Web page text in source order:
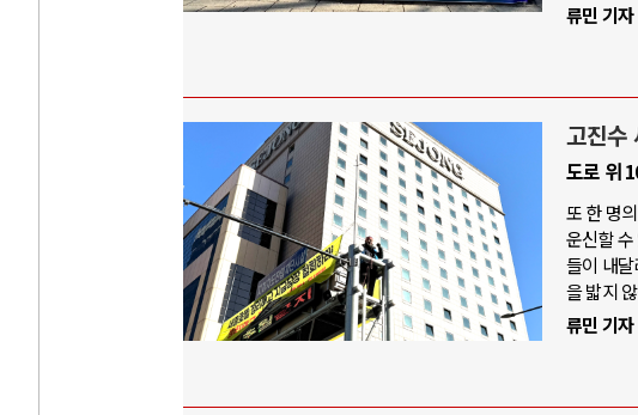
류민 기자
고진수
도로 위
또 한 명
운신할
들이 내
을 밟지
류민 기자